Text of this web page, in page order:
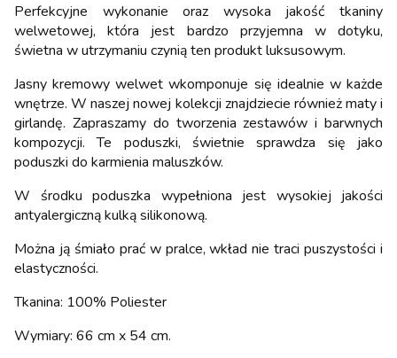
Perfekcyjne wykonanie oraz wysoka jakość tkaniny
welwetowej, która jest bardzo przyjemna w dotyku,
świetna w utrzymaniu czynią ten produkt luksusowym.
Jasny kremowy welwet wkomponuje się idealnie w każde
wnętrze. W naszej nowej kolekcji znajdziecie również maty i
girlandę. Zapraszamy do tworzenia zestawów i barwnych
kompozycji. Te poduszki, świetnie sprawdza się jako
poduszki do karmienia maluszków.
W środku poduszka wypełniona jest wysokiej jakości
antyalergiczną kulką silikonową.
Można ją śmiało prać w pralce, wkład nie traci puszystości i
elastyczności.
Tkanina: 100% Poliester
Wymiary: 66 cm x 54 cm.